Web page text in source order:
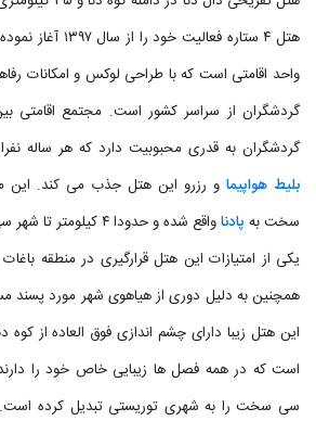
واحد اقامتی است که با طراحی لوکس و امکانات
گردشگران از سراسر کشور است. مجتمع اقامتی
گردشگران به قدری محبوبیت دارد که هر ساله
بلیط هواپیما و رزرو این هتل جذب می کند.
سخت به پادناواقع شده و حدودا ۴ کیلومتر تا شهر سی سخت فاصله دارد.
یکی از امتیازات این هتل قرارگیری در منطقه
همچنین به دلیل دوری از هیاهوی شهر مورد پسند
این هتل زیبا دارای چشم اندازی فوق العاده از کوه
است که در همه فصل ها زیبایی خاص خود را
سی سخت را به شهری توریستی تبدیل کرده است.